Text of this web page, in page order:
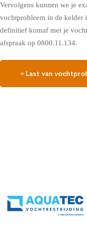
Vervolgens kunnen we je
vochtprobleem in de kelder
definitief komaf met je
afspraak op 0800.11.134.
» Last van